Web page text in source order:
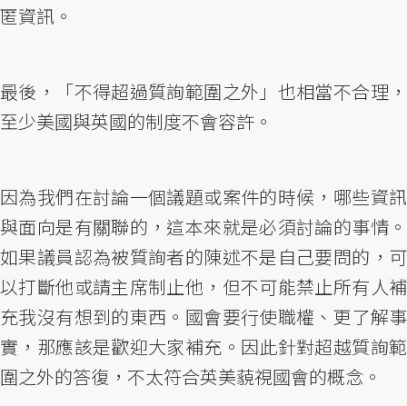
匿資訊。
最後，「不得超過質詢範圍之外」也相當不合理，
至少美國與英國的制度不會容許。
因為我們在討論一個議題或案件的時候，哪些資訊
與面向是有關聯的，這本來就是必須討論的事情。
如果議員認為被質詢者的陳述不是自己要問的，可
以打斷他或請主席制止他，但不可能禁止所有人補
充我沒有想到的東西。國會要行使職權、更了解事
實，那應該是歡迎大家補充。因此針對超越質詢範
圍之外的答復，不太符合英美藐視國會的概念。